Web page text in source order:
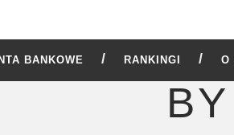
BANKOWE RANKINGI O
BY